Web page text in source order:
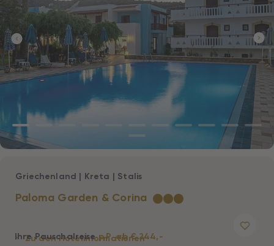
Paloma Garden & Corina ★★★
Griechenland | Kreta | Stalis
Zu den Hotelinformationen
Ihre Pauschalreisep.P. ab € 244,-